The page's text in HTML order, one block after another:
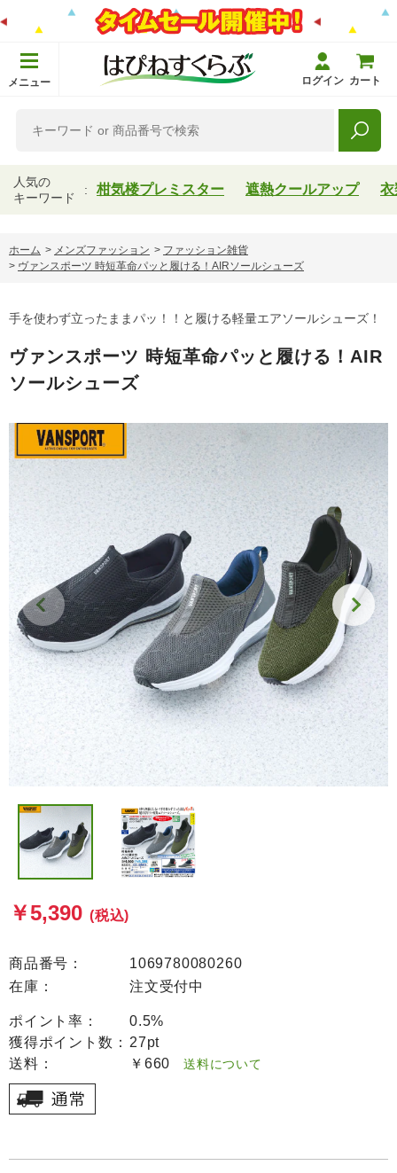
メニュー ログイン カート
人気の
キーワード
柑気楼プレミスター 遮熱クールアップ 衣
ホーム > メンズファッション > ファッション雑貨
> ヴァンスポーツ 時短革命パッと履ける！AIRソールシューズ
手を使わず立ったままパッ！！と履ける軽量エアソールシューズ！
ヴァンスポーツ 時短革命パッと履ける！AIR
ソールシューズ
￥5,390 (税込)
商品番号：
1069780080260
在庫：
注文受付中
ポイント率：
0.5%
獲得ポイント数： 27pt
送料：
￥660 送料について